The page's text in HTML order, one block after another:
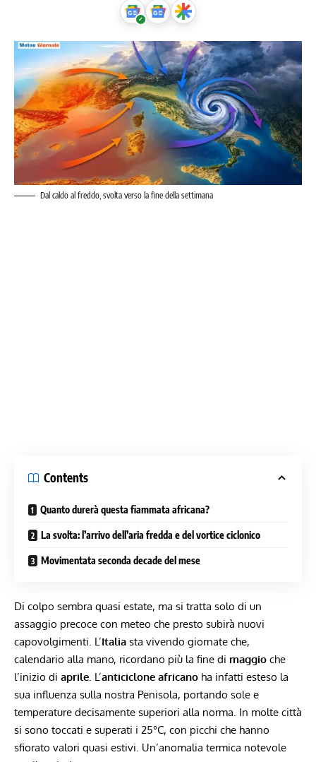
Dal caldo al freddo, svolta verso la fine della settimana
Contents
Quanto durerà questa fiammata africana?
La svolta: l’arrivo dell’aria fredda e del vortice ciclonico
Movimentata seconda decade del mese
Di colpo sembra quasi estate, ma si tratta solo di un
assaggio precoce con meteo che presto subirà nuovi
capovolgimenti. L’Italia sta vivendo giornate che,
calendario alla mano, ricordano più la fine di maggio che
l’inizio di aprile. L’anticiclone africano ha infatti esteso la
sua influenza sulla nostra Penisola, portando sole e
temperature decisamente superiori alla norma. In molte città
si sono toccati e superati i 25°C, con picchi che hanno
sfiorato valori quasi estivi. Un’anomalia termica notevole